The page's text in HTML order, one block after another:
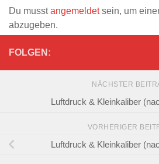
Du musstangemeldetsein, um
abzugeben.
FOLGEN:
NÄCHSTER
Luftdruck & Kleinkaliber
VORHERIGER
Luftdruck & Kleinkaliber